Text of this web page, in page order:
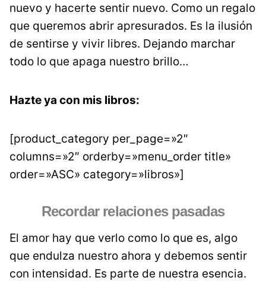
nuevo y hacerte sentir nuevo. Como un regalo
que queremos abrir apresurados. Es la ilusión
de sentirse y vivir libres. Dejando marchar
todo lo que apaga nuestro brillo…
Hazte ya con mis libros:
[product_category per_page=»2″
columns=»2″ orderby=»menu_order title»
order=»ASC» category=»libros»]
Recordar relaciones pasadas
El amor hay que verlo como lo que es, algo
que endulza nuestro ahora y debemos sentir
con intensidad. Es parte de nuestra esencia.